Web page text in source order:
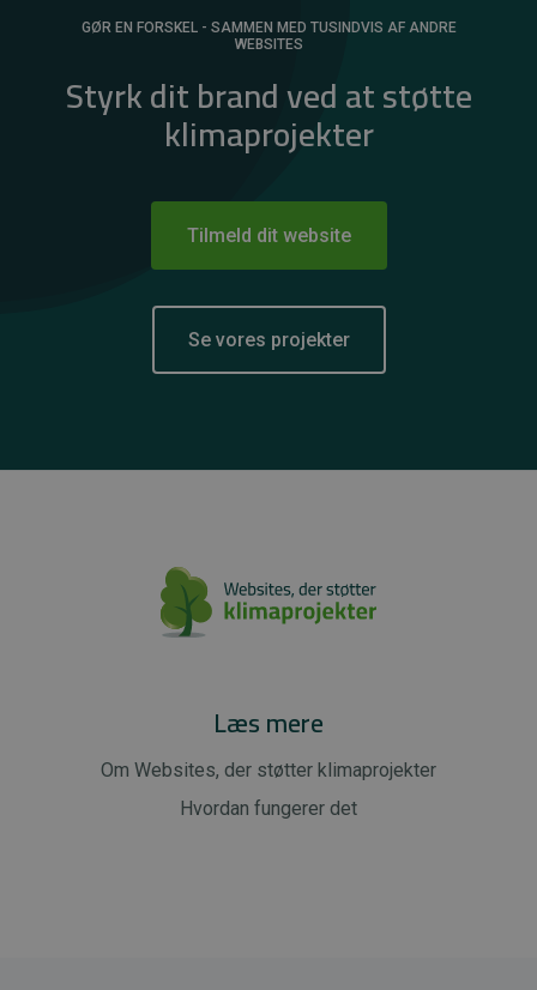
GØR EN FORSKEL - SAMMEN MED TUSINDVIS AF ANDRE
WEBSITES
Styrk dit brand ved at støtte
klimaprojekter
Tilmeld dit website
Se vores projekter
Læs mere
Om Websites, der støtter klimaprojekter
Hvordan fungerer det